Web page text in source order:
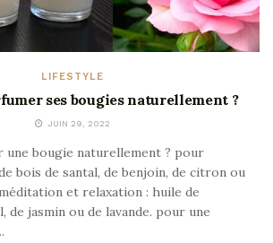
LIFESTYLE
ses bougies naturellement ?
JUIN 29, 2022
une bougie naturellement ? pour
bois de santal, de benjoin, de citron ou
et relaxation : huile de
de jasmin ou de lavande. pour une